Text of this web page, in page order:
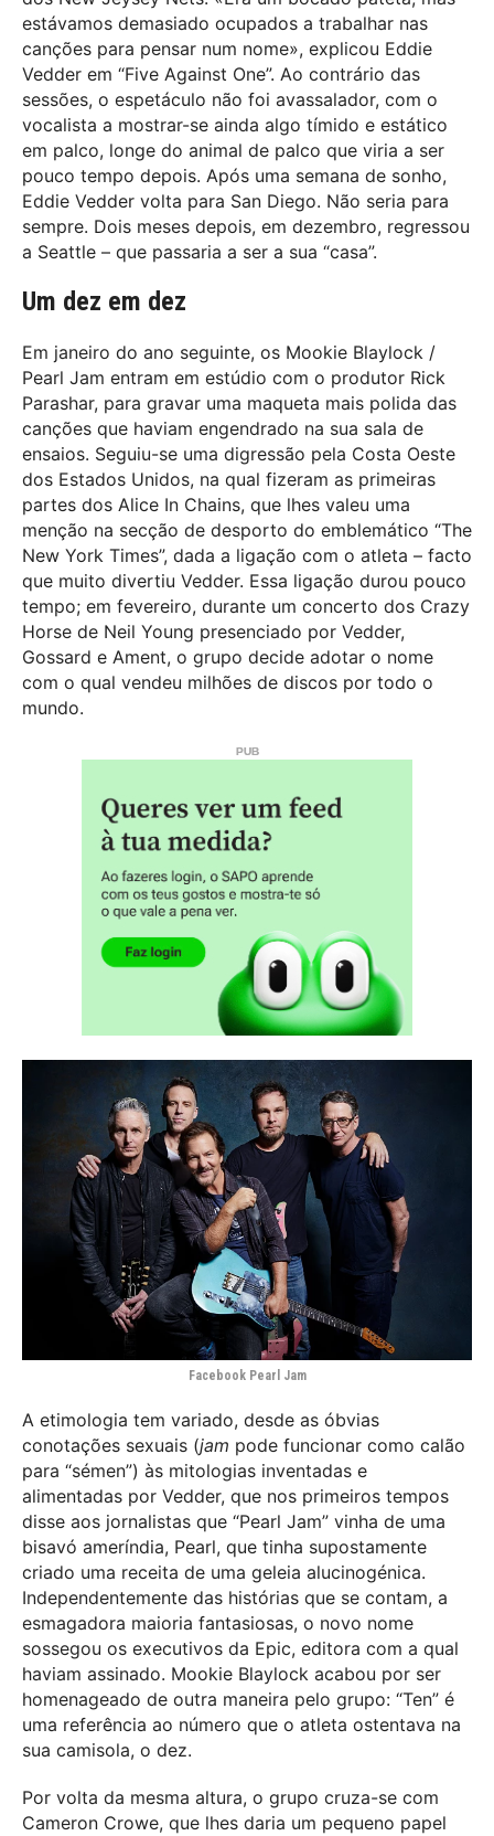
estávamos demasiado ocupados a trabalhar nas
canções para pensar num nome», explicou Eddie
Vedder em “Five Against One”. Ao contrário das
sessões, o espetáculo não foi avassalador, com o
vocalista a mostrar-se ainda algo tímido e estático
em palco, longe do animal de palco que viria a ser
pouco tempo depois. Após uma semana de sonho,
Eddie Vedder volta para San Diego. Não seria para
sempre. Dois meses depois, em dezembro, regressou
a Seattle – que passaria a ser a sua “casa”.
Um dez em dez
Em janeiro do ano seguinte, os Mookie Blaylock /
Pearl Jam entram em estúdio com o produtor Rick
Parashar, para gravar uma maqueta mais polida das
canções que haviam engendrado na sua sala de
ensaios. Seguiu-se uma digressão pela Costa Oeste
dos Estados Unidos, na qual fizeram as primeiras
partes dos Alice In Chains, que lhes valeu uma
menção na secção de desporto do emblemático “The
New York Times”, dada a ligação com o atleta – facto
que muito divertiu Vedder. Essa ligação durou pouco
tempo; em fevereiro, durante um concerto dos Crazy
Horse de Neil Young presenciado por Vedder,
Gossard e Ament, o grupo decide adotar o nome
com o qual vendeu milhões de discos por todo o
mundo.
Facebook Pearl Jam
A etimologia tem variado, desde as óbvias
conotações sexuais (jam pode funcionar como calão
para “sémen”) às mitologias inventadas e
alimentadas por Vedder, que nos primeiros tempos
disse aos jornalistas que “Pearl Jam” vinha de uma
bisavó ameríndia, Pearl, que tinha supostamente
criado uma receita de uma geleia alucinogénica.
Independentemente das histórias que se contam, a
esmagadora maioria fantasiosas, o novo nome
sossegou os executivos da Epic, editora com a qual
haviam assinado. Mookie Blaylock acabou por ser
homenageado de outra maneira pelo grupo: “Ten” é
uma referência ao número que o atleta ostentava na
sua camisola, o dez.
Por volta da mesma altura, o grupo cruza-se com
Cameron Crowe, que lhes daria um pequeno papel